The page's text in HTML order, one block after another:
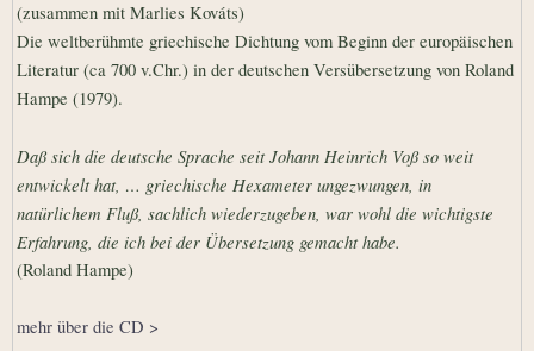
(zusammen mit Marlies Kováts)
Die weltberühmte griechische Dichtung vom Beginn der europäischen
Literatur (ca 700 v.Chr.) in der deutschen Versübersetzung von Roland
Hampe (1979).
Daß sich die deutsche Sprache seit Johann Heinrich Voß so weit
entwickelt hat, … griechische Hexameter ungezwungen, in
natürlichem Fluß, sachlich wiederzugeben, war wohl die wichtigste
Erfahrung, die ich bei der Übersetzung gemacht habe.
(Roland Hampe)
mehr über die CD >